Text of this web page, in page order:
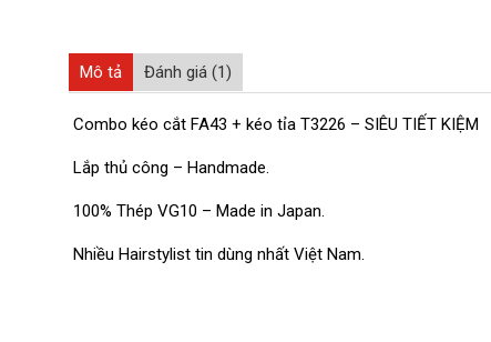
Mô tả Đánh giá (1)
Combo kéo cắt FA43 + kéo tỉa T3226 – SIÊU TIẾT KIỆM
Lắp thủ công – Handmade.
100% Thép VG10 – Made in Japan.
Nhiều Hairstylist tin dùng nhất Việt Nam.